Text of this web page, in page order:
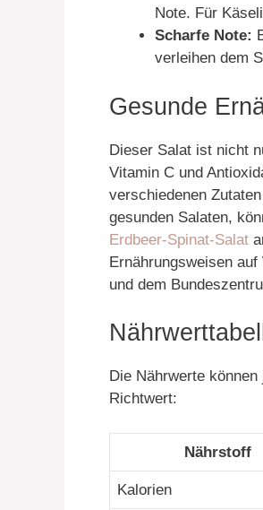
Note. Für
Scharfe Note:
verleihen dem
Gesunde
Dieser Salat ist nicht
Vitamin C und
verschiedenen
gesunden Salaten,
Erdbeer-Spinat-Salat
Ernährungsweisen
und dem
Die Nährwerte
Richtwert:
Nährstoff
Kalorien